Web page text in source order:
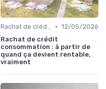
Rachat de crédit à la consommation • 12/05/2026
Rachat de crédit
consommation : à partir de
quand ça devient rentable,
vraiment